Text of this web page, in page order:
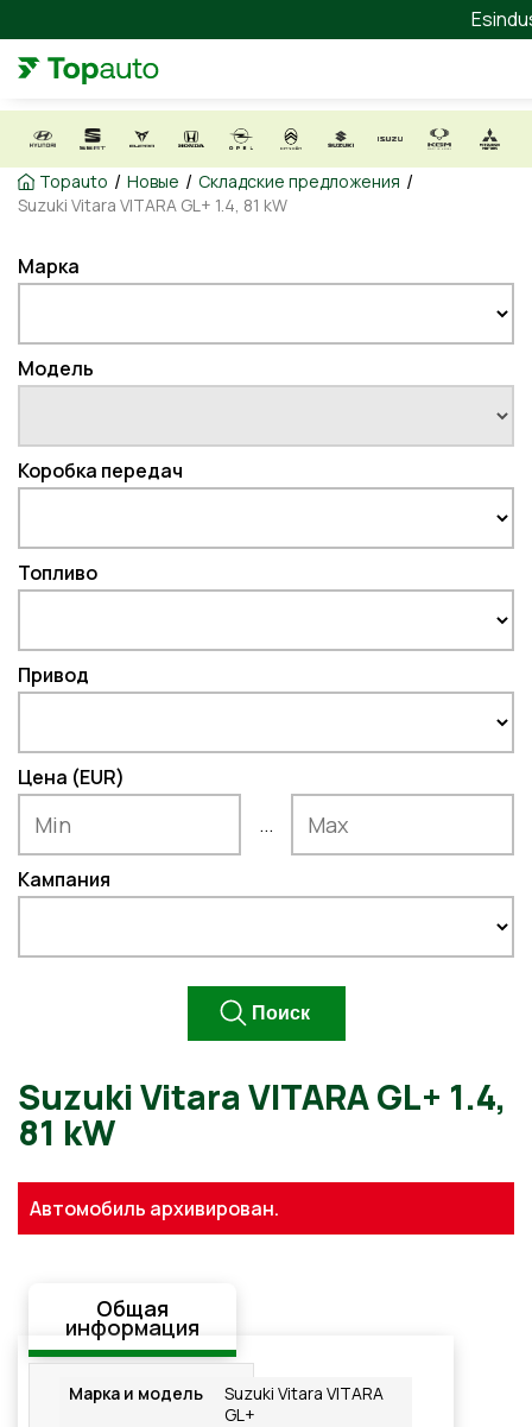
Topauto / Новые / Складские предложения /
Suzuki Vitara VITARA GL+ 1.4, 81 kW
Марка
Модель
Коробка передач
Топливо
Привод
Цена (EUR)
...
Кампания
Suzuki Vitara VITARA GL+
Автомобиль архивирован.
Общая
информация
Стандартная
комплектация
Марка и модель
Suzuki Vitara VITARA
GL+